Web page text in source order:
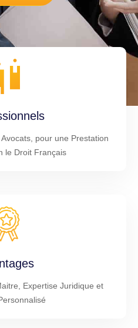
pour une Prestation
le Droit Français
Expertise Juridique et